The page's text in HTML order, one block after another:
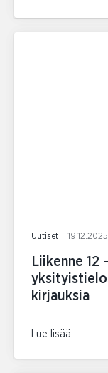
Uutiset 19.12.2025
Liikenne
kirjauksia
Lue lisää